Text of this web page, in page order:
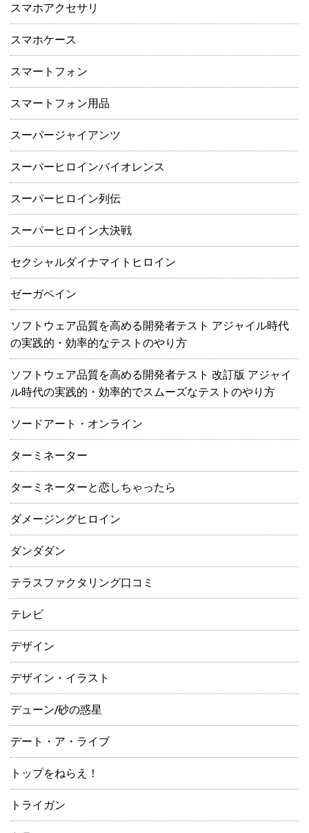
スマホアクセサリ
スマホケース
スマートフォン
スマートフォン用品
スーパージャイアンツ
スーパーヒロインバイオレンス
スーパーヒロイン列伝
スーパーヒロイン大決戦
セクシャルダイナマイトヒロイン
ゼーガペイン
ソフトウェア品質を高める開発者テスト アジャイル時代
の実践的・効率的なテストのやり方
ソフトウェア品質を高める開発者テスト 改訂版 アジャイ
ル時代の実践的・効率的でスムーズなテストのやり方
ソードアート・オンライン
ターミネーター
ターミネーターと恋しちゃったら
ダメージングヒロイン
ダンダダン
テラスファクタリング口コミ
テレビ
デザイン
デザイン・イラスト
デューン/砂の惑星
デート・ア・ライブ
トップをねらえ！
トライガン